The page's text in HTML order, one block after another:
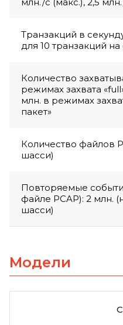
млн./с (макс.), 2,5
Транзакций в
для 10 транзакций
Количество
режимах захвата
млн. в режимах
пакет»
Количество файлов
шасси)
Повторяемые
файле PCAP): 2 млн.
шасси)
Модели